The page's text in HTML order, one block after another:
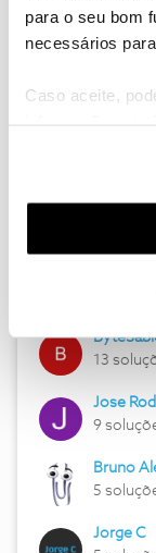
para o seu bom
necessários
Caso aceite,
funcionalidades
funcionalidade)
(cookies de
utilização dos
Hall
17
13
Jose
9
Bruno
5
Jorge C